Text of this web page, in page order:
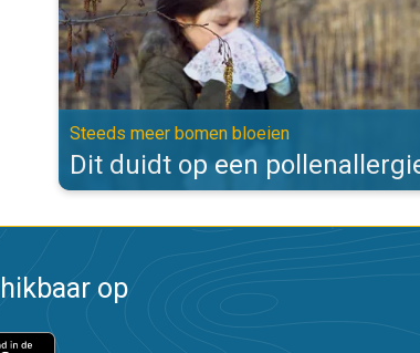
Steeds meer bomen bloeien
Dit duidt op een
op